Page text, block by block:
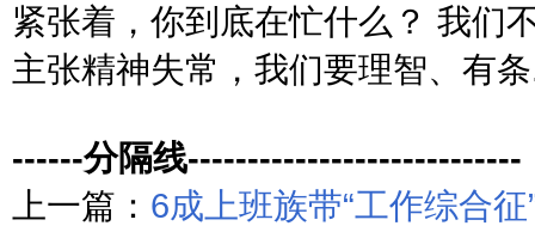
紧张着，你到底在忙什么？ 我们
主张精神失常，我们要理智、有
------分隔线----------------------------
上一篇： 6成上班族带“工作综合征